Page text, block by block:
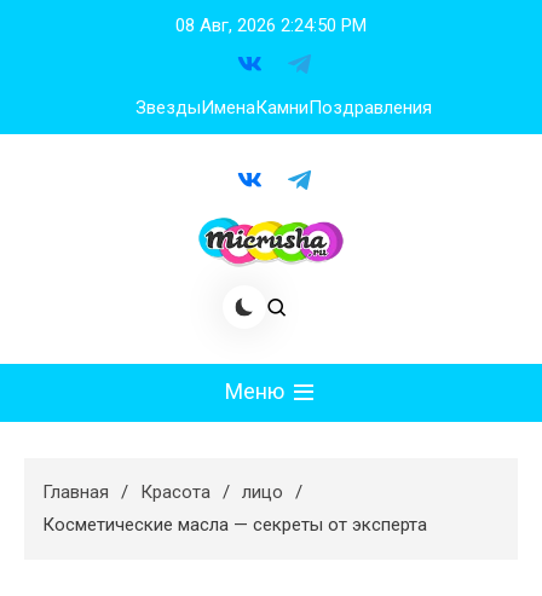
08 Авг, 2026 2:24:50 PM
ЗвездыИменаКамниПоздравления
Меню
Худеем
Главная Красота
лицо
Косметические масла — секреты от эксперта